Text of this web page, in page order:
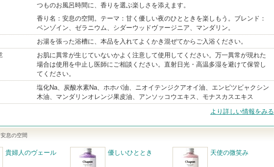
つものお風呂時間に、香りを選ぶ楽しさを添えます。
香り名：安息の空間。テーマ：甘く優しい夜のひとときを楽しもう。ブレンド：
ベンゾイン、ゼラニウム、シダーウッドヴァージニア、マンダリン。
お湯を張った浴槽に、本品を入れてよくかき混ぜてからご入浴ください。
お肌に異常が生じていないかよく注意して使用してください。万一異常が現れた
場合は使用を中止し医師にご相談ください。直射日光・高温多湿を避けて保管し
てください。
塩化Na、炭酸水素Na、ホホバ油、ニオイテンジクアオイ油、エンピツビャクシン
木油、マンダリンオレンジ果皮油、アンソッコウエキス、モナスカスエキス
より詳しい情報をみる
安息の空間
貴婦人のヴェール 優しいひととき 天使の微笑み